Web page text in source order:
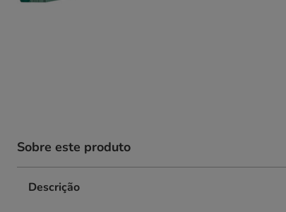
Sobre este produto
Descrição